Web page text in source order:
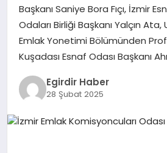
SPOR
TEKNOLOJI
YAŞAM
Başkanı Saniye Bora Fıçı, İzmir
Odaları Birliği Başkanı Yalçın
Emlak Yonetimi Bölümünden
Kuşadası Esnaf Odası Başkanı
Egirdir Haber
28 Şubat 2025